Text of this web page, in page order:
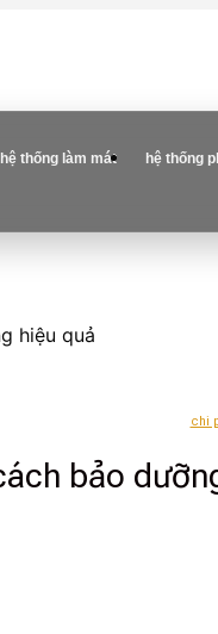
hệ thống làm mát hệ thống
hiệu quả
chi
bảo